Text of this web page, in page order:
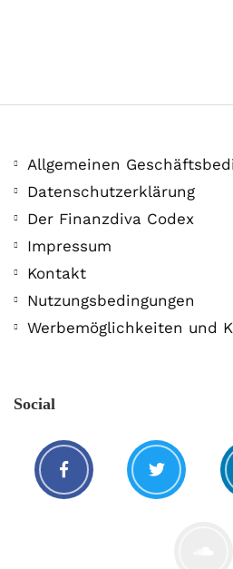
Allgemeinen
Datenschutzerklärung
Der Finanzdiva Codex
Impressum
Kontakt
Nutzungsbedingungen
Werbemöglichkeiten und
Social